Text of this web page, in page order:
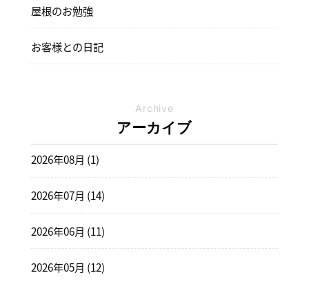
屋根のお勉強
お客様との日記
Archive
アーカイブ
2026年08月 (1)
2026年07月 (14)
2026年06月 (11)
2026年05月 (12)